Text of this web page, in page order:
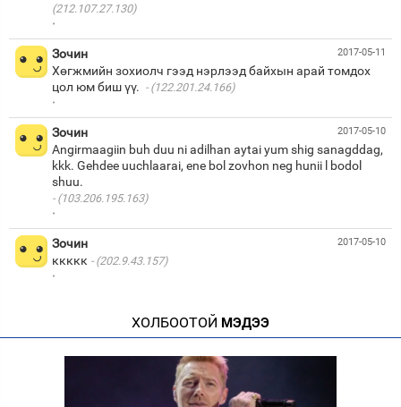
(212.107.27.130)
·
2017-05-11
Зочин
Хөгжмийн зохиолч гээд нэрлээд байхын арай томдох
цол юм биш үү.
(122.201.24.166)
·
2017-05-10
Зочин
Angirmaagiin buh duu ni adilhan aytai yum shig sanagddag,
kkk. Gehdee uuchlaarai, ene bol zovhon neg hunii l bodol
(103.206.195.163)
·
2017-05-10
Зочин
ккккк
(202.9.43.157)
·
ХОЛБООТОЙ МЭДЭЭ